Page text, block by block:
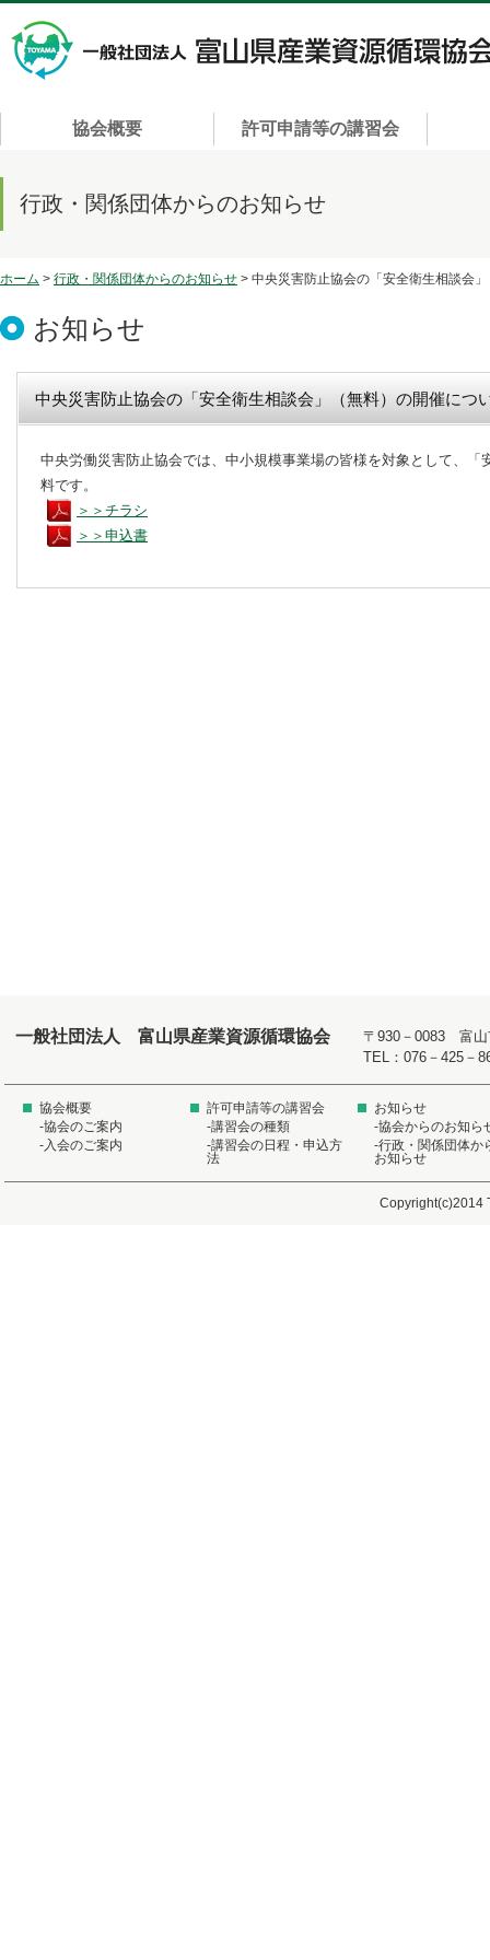
協会概要 許可申請等の講習会
行政・関係団体からのお知らせ
ホーム > 行政・関係団体からのお知らせ > 中央災害防止協会の「安全衛生相談会
お知らせ
中央災害防止協会の「安全衛生相談会」（無料）の開催につ
中央労働災害防止協会では、中小規模事業場の皆様を対象として、
料です。
＞＞チラシ
＞＞申込書
一般社団法人 富山県産業資源循環協会
〒930－0083 富山
TEL：076－425
協会概要
-協会のご案内
-入会のご案内
許可申請等の講習会
-講習会の種類
-講習会の日程・申込方
法
お知らせ
-協会からのお知ら
-行政・関係団体か
お知らせ
Copyright(c)2014